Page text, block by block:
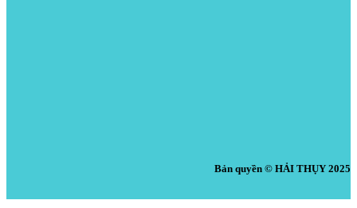
Bản quyền © HẢI THỤY 2025